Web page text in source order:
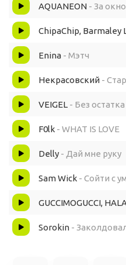
AQUANEON - За
ChipaChip, Barmaley
Enina - Мэтч
Некрасовский -
VEIGEL - Без остатка
F0lk - WHAT IS LOVE
Delly - Дай мне руку
Sam Wick - Сойти с
GUCCIMOGUCCI,
Sorokin -